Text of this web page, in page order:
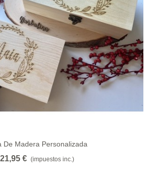
De Madera Personalizada
21,95 € (impuestos inc.)